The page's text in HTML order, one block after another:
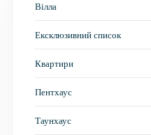
Вілла
Ексклюзивний список
Квартири
Пентхаус
Таунхаус